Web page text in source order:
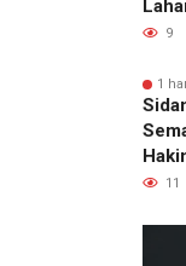
9
1
11